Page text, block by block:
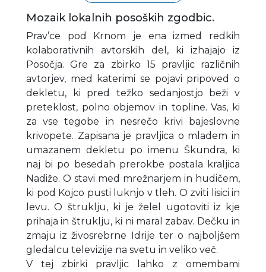
Mozaik lokalnih posoških zgodbic.
Prav’ce pod Krnom je ena izmed redkih
kolaborativnih avtorskih del, ki izhajajo iz
Posočja. Gre za zbirko 15 pravljic različnih
avtorjev, med katerimi se pojavi pripoved o
dekletu, ki pred težko sedanjostjo beži v
preteklost, polno objemov in topline. Vas, ki
za vse tegobe in nesrečo krivi bajeslovne
krivopete. Zapisana je pravljica o mladem in
umazanem dekletu po imenu Škundra, ki
naj bi po besedah prerokbe postala kraljica
Nadiže. O stavi med mrežnarjem in hudičem,
ki pod Kojco pusti luknjo v tleh. O zviti lisici in
levu. O štruklju, ki je želel ugotoviti iz kje
prihaja in štruklju, ki ni maral zabav. Dečku in
zmaju iz živosrebrne Idrije ter o najboljšem
gledalcu televizije na svetu in veliko več.
V tej zbirki pravljic lahko z omembami